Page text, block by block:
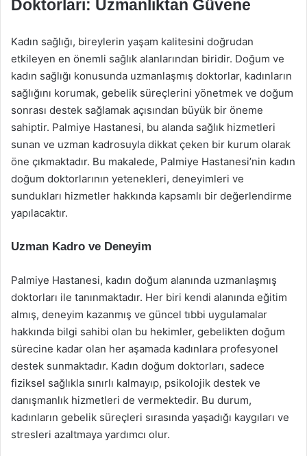
Doktorları: Uzmanlıktan Güvene
Kadın sağlığı, bireylerin yaşam kalitesini doğrudan
etkileyen en önemli sağlık alanlarından biridir. Doğum ve
kadın sağlığı konusunda uzmanlaşmış doktorlar, kadınların
sağlığını korumak, gebelik süreçlerini yönetmek ve doğum
sonrası destek sağlamak açısından büyük bir öneme
sahiptir. Palmiye Hastanesi, bu alanda sağlık hizmetleri
sunan ve uzman kadrosuyla dikkat çeken bir kurum olarak
öne çıkmaktadır. Bu makalede, Palmiye Hastanesi’nin kadın
doğum doktorlarının yetenekleri, deneyimleri ve
sundukları hizmetler hakkında kapsamlı bir değerlendirme
yapılacaktır.
Uzman Kadro ve Deneyim
Palmiye Hastanesi, kadın doğum alanında uzmanlaşmış
doktorları ile tanınmaktadır. Her biri kendi alanında eğitim
almış, deneyim kazanmış ve güncel tıbbi uygulamalar
hakkında bilgi sahibi olan bu hekimler, gebelikten doğum
sürecine kadar olan her aşamada kadınlara profesyonel
destek sunmaktadır. Kadın doğum doktorları, sadece
fiziksel sağlıkla sınırlı kalmayıp, psikolojik destek ve
danışmanlık hizmetleri de vermektedir. Bu durum,
kadınların gebelik süreçleri sırasında yaşadığı kaygıları ve
stresleri azaltmaya yardımcı olur.